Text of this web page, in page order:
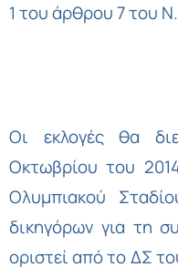
1 του άρθρου 7 του
Οι εκλογές θα
Οκτωβρίου του
Ολυμπιακού
δικηγόρων για τη
οριστεί από το ΔΣ